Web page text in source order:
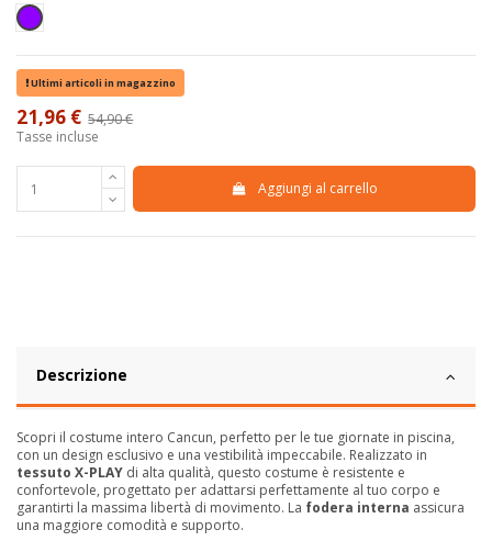
Viola
Ultimi articoli in magazzino
21,96 € 54,90 €
Tasse incluse
Aggiungi al carrello
Descrizione
Scopri il costume intero Cancun, perfetto per le tue giornate in piscina,
con un design esclusivo e una vestibilità impeccabile. Realizzato in
tessuto X-PLAY di alta qualità, questo costume è resistente e
confortevole, progettato per adattarsi perfettamente al tuo corpo e
garantirti la massima libertà di movimento. La fodera interna assicura
una maggiore comodità e supporto.